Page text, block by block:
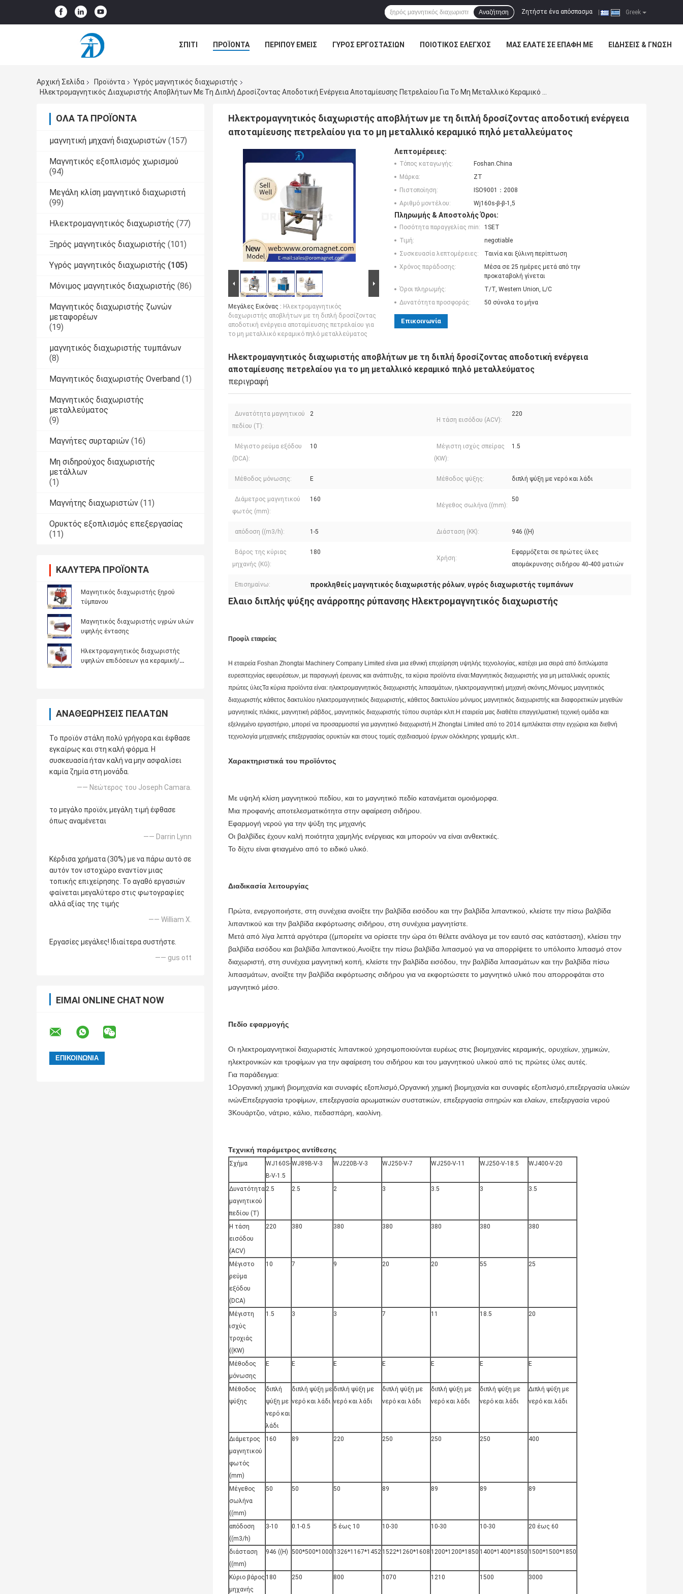
Greek
Ζητήστε ένα απόσπασμα
Αναζήτηση
ΣΠΊΤΙ ΠΡΟΪΌΝΤΑ ΠΕΡΊΠΟΥ ΕΜΕΊΣ ΓΎΡΟΣ ΕΡΓΟΣΤΑΣΊΩΝ ΠΟΙΟΤΙΚΌΣ ΈΛΕΓΧΟΣ ΜΑΣ ΕΛΆΤΕ ΣΕ ΕΠΑΦΉ ΜΕ ΕΙΔΉΣΕΙΣ & ΓΝΏΣΗ
Αρχική Σελίδα
Προϊόντα
Υγρός μαγνητικός διαχωριστής
ΌΛΑ ΤΑ ΠΡΟΪΌΝΤΑ
μαγνητική μηχανή διαχωριστών (157)
Μαγνητικός εξοπλισμός χωρισμού
(94)
Μεγάλη κλίση μαγνητικό διαχωριστή
(99)
Ηλεκτρομαγνητικός διαχωριστής (77)
Ξηρός μαγνητικός διαχωριστής (101)
Υγρός μαγνητικός διαχωριστής (105)
Μόνιμος μαγνητικός διαχωριστής (86)
Μαγνητικός διαχωριστής ζωνών
μεταφορέων
(19)
μαγνητικός διαχωριστής τυμπάνων
(8)
Μαγνητικός διαχωριστής Overband (1)
Μαγνητικός διαχωριστής
μεταλλεύματος
(9)
Μαγνήτες συρταριών (16)
Μη σιδηρούχος διαχωριστής
μετάλλων
(1)
Μαγνήτης διαχωριστών (11)
Ορυκτός εξοπλισμός επεξεργασίας
(11)
ΚΑΛΎΤΕΡΑ ΠΡΟΪΌΝΤΑ
Μαγνητικός διαχωριστής ξηρού
τύμπανου
Μαγνητικός διαχωριστής υγρών υλών
υψηλής έντασης
Ηλεκτρομαγνητικός διαχωριστής
υψηλών επιδόσεων για κεραμική/
ΑΝΑΘΕΩΡΉΣΕΙΣ ΠΕΛΑΤΏΝ
Το προϊόν στάλη πολύ γρήγορα και έφθασε
εγκαίρως και στη καλή φόρμα. Η
συσκευασία ήταν καλή να μην ασφαλίσει
καμία ζημία στη μονάδα.
—— Νεώτερος του Joseph Camara.
το μεγάλο προϊόν, μεγάλη τιμή έφθασε
όπως αναμένεται
—— Darrin Lynn
Κέρδισα χρήματα (30%) με να πάρω αυτό σε
αυτόν τον ιστοχώρο εναντίον μιας
τοπικής επιχείρησης. Το αγαθό εργασιών
φαίνεται μεγαλύτερο στις φωτογραφίες
αλλά αξίας της τιμής
—— William Χ.
Εργασίες μεγάλες! Ιδιαίτερα συστήστε.
—— gus ott
ΕΊΜΑΙ ONLINE CHAT NOW
Ηλεκτρομαγνητικός διαχωριστής αποβλήτων με τη διπλή δροσίζοντας αποδοτική ενέργεια
αποταμίευσης πετρελαίου για το μη μεταλλικό κεραμικό πηλό μεταλλεύματος
Μεγάλες Εικόνας : Ηλεκτρομαγνητικός
διαχωριστής αποβλήτων με τη διπλή δροσίζοντας
αποδοτική ενέργεια αποταμίευσης πετρελαίου για
το μη μεταλλικό κεραμικό πηλό μεταλλεύματος
Λεπτομέρειες:
Τόπος καταγωγής:
Foshan.China
Μάρκα:
ZT
Πιστοποίηση:
ISO9001：2008
Αριθμό μοντέλου:
Wj160s-β-β-1,5
Πληρωμής & Αποστολής Όροι:
Ποσότητα παραγγελίας min:
1SET
Τιμή:
negotiable
Συσκευασία λεπτομέρειες:
Ταινία και ξύλινη περίπτωση
Χρόνος παράδοσης:
Μέσα σε 25 ημέρες μετά από την
προκαταβολή γίνεται
Όροι πληρωμής:
T/T, Western Union, L/C
Δυνατότητα προσφοράς:
50 σύνολα το μήνα
Επικοινωνία
Ηλεκτρομαγνητικός διαχωριστής αποβλήτων με τη διπλή δροσίζοντας αποδοτική ενέργεια
αποταμίευσης πετρελαίου για το μη μεταλλικό κεραμικό πηλό μεταλλεύματος
περιγραφή
Δυνατότητα μαγνητικού
πεδίου (T):
2
Η τάση εισόδου (ACV):
220
Μέγιστο ρεύμα εξόδου
(DCA):
10
Μέγιστη ισχύς σπείρας
(KW):
1.5
Μέθοδος μόνωσης: Ε Μέθοδος ψύξης: διπλή ψύξη με νερό και λάδι
Διάμετρος μαγνητικού
φωτός (mm):
160
Μέγεθος σωλήνα ((mm):
50
απόδοση ((m3/h): 1-5 Διάσταση (ΚΚ): 946 ((Η)
Βάρος της κύριας
μηχανής (KG):
180
Χρήση:
Εφαρμόζεται σε πρώτες ύλες
απομάκρυνσης σιδήρου 40-400 ματιών
Επισημαίνω: προκληθείς μαγνητικός διαχωριστής ρόλων υγρός διαχωριστής τυμπάνων
Ελαιο διπλής ψύξης ανάρροπης ρύπανσης Ηλεκτρομαγνητικός διαχωριστής
Προφίλ εταιρείας
Η εταιρεία Foshan Zhongtai Machinery Company Limited είναι μια εθνική επιχείρηση υψηλής τεχνολογίας, κατέχει μια σειρά από διπλώματα
ευρεσιτεχνίας εφευρέσεων, με παραγωγή έρευνας και ανάπτυξης, τα κύρια προϊόντα είναι:Μαγνητικός διαχωριστής για μη μεταλλικές ορυκτές
πρώτες ύλεςΤα κύρια προϊόντα είναι: ηλεκτρομαγνητικός διαχωριστής λιπασμάτων, ηλεκτρομαγνητική μηχανή σκόνης,Μόνιμος μαγνητικός
διαχωριστής κάθετος δακτυλίου ηλεκτρομαγνητικός διαχωριστής, κάθετος δακτυλίου μόνιμος μαγνητικός διαχωριστής και διαφορετικών μεγεθών
μαγνητικές πλάκες, μαγνητική ράβδος, μαγνητικός διαχωριστής τύπου συρτάρι κλπ.Η εταιρεία μας διαθέτει επαγγελματική τεχνική ομάδα και
εξελιγμένο εργαστήριο, μπορεί να προσαρμοστεί για μαγνητικό διαχωριστή.Η Zhongtai Limited από το 2014 εμπλέκεται στην εγχώρια και διεθνή
τεχνολογία μηχανικής επεξεργασίας ορυκτών και στους τομείς σχεδιασμού έργων ολόκληρης γραμμής κλπ..
Χαρακτηριστικά του προϊόντος
Με υψηλή κλίση μαγνητικού πεδίου, και το μαγνητικό πεδίο κατανέμεται ομοιόμορφα.
Μια προφανής αποτελεσματικότητα στην αφαίρεση σιδήρου.
Εφαρμογή νερού για την ψύξη της μηχανής
Οι βαλβίδες έχουν καλή ποιότητα χαμηλής ενέργειας και μπορούν να είναι ανθεκτικές.
Το δίχτυ είναι φτιαγμένο από το ειδικό υλικό.
Διαδικασία λειτουργίας
Πρώτα, ενεργοποιήστε, στη συνέχεια ανοίξτε την βαλβίδα εισόδου και την βαλβίδα λιπαντικού, κλείστε την πίσω βαλβίδα
λιπαντικού και την βαλβίδα εκφόρτωσης σιδήρου, στη συνέχεια μαγνητίστε.
Μετά από λίγα λεπτά αργότερα ((μπορείτε να ορίσετε την ώρα ότι θέλετε ανάλογα με τον εαυτό σας κατάσταση), κλείσει την
βαλβίδα εισόδου και βαλβίδα λιπαντικού,Ανοίξτε την πίσω βαλβίδα λιπασμού για να απορρίψετε το υπόλοιπο λιπασμό στον
διαχωριστή, στη συνέχεια μαγνητική κοπή, κλείστε την βαλβίδα εισόδου, την βαλβίδα λιπασμάτων και την βαλβίδα πίσω
λιπασμάτων, ανοίξτε την βαλβίδα εκφόρτωσης σιδήρου για να εκφορτώσετε το μαγνητικό υλικό που απορροφάται στο
μαγνητικό μέσο.
Πεδίο εφαρμογής
Οι ηλεκτρομαγνητικοί διαχωριστές λιπαντικού χρησιμοποιούνται ευρέως στις βιομηχανίες κεραμικής, ορυχείων, χημικών,
ηλεκτρονικών και τροφίμων για την αφαίρεση του σιδήρου και του μαγνητικού υλικού από τις πρώτες ύλες αυτές.
Για παράδειγμα:
1Οργανική χημική βιομηχανία και συναφές εξοπλισμό,Οργανική χημική βιομηχανία και συναφές εξοπλισμό,επεξεργασία υλικών
ινώνΕπεξεργασία τροφίμων, επεξεργασία αρωματικών συστατικών, επεξεργασία σιτηρών και ελαίων, επεξεργασία νερού
3Κουάρτζιο, νάτριο, κάλιο, πεδασπάρη, καολίνη.
Τεχνική παράμετρος αντίθεσης
Σχήμα
WJ160S-
B-V-1.5
WJ89B-V-3 WJ220B-V-3 WJ250-V-7 WJ250-V-11 WJ250-V-18.5 WJ400-V-20
Δυνατότητα
μαγνητικού
πεδίου (T)
2.5 2.5 2 3 3.5 3 3.5
Η τάση
εισόδου
(ACV)
220 380 380 380 380 380 380
Μέγιστο
ρεύμα
εξόδου
(DCA)
10 7 9 20 20 55 25
Μέγιστη
ισχύς
τροχιάς
((KW)
1.5 3 3 7 11 18.5 20
Μέθοδος
μόνωσης
Ε Ε Ε Ε Ε Ε Ε
Μέθοδος
ψύξης
διπλή
ψύξη με
νερό και
λάδι
διπλή ψύξη με
νερό και λάδι
διπλή ψύξη με
νερό και λάδι
διπλή ψύξη με
νερό και λάδι
διπλή ψύξη με
νερό και λάδι
διπλή ψύξη με
νερό και λάδι
Διπλή ψύξη με
νερό και λάδι
Διάμετρος
μαγνητικού
φωτός
(mm)
160 89 220 250 250 250 400
Μέγεθος
σωλήνα
((mm)
50 50 50 89 89 89 89
απόδοση
((m3/h)
3-10 0.1-0.5 5 έως 10 10-30 10-30 10-30 20 έως 60
διάσταση
((mm)
946 ((Η) 500*500*1000 1326*1167*1452 1522*1260*1608 1200*1200*1850 1400*1400*1850 1500*1500*1850
Κύριο βάρος
μηχανής
180 250 800 1070 1210 1500 3000